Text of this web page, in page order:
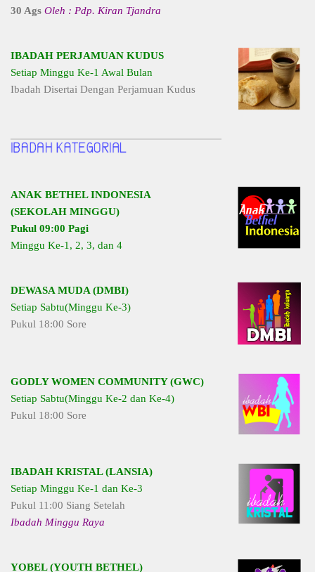
30 Ags Oleh : Pdp. Kiran Tjandra
IBADAH PERJAMUAN KUDUS
Setiap Minggu Ke-1 Awal Bulan
Ibadah Disertai Dengan Perjamuan Kudus
ANAK BETHEL INDONESIA
(SEKOLAH MINGGU)
Pukul 09:00 Pagi
Minggu Ke-1, 2, 3, dan 4
DEWASA MUDA (DMBI)
Setiap Sabtu(Minggu Ke-3)
Pukul 18:00 Sore
GODLY WOMEN COMMUNITY (GWC)
Setiap Sabtu(Minggu Ke-2 dan Ke-4)
Pukul 18:00 Sore
IBADAH KRISTAL (LANSIA)
Setiap Minggu Ke-1 dan Ke-3
Pukul 11:00 Siang Setelah
Ibadah Minggu Raya
YOBEL (YOUTH BETHEL)